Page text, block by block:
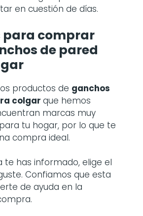
en cuestión de días.
para comprar
de pared
productos de ganchos
colgar que hemos
marcas muy
tu hogar, por lo que te
compra ideal.
te has informado, elige el
Confiamos que esta
de ayuda en la